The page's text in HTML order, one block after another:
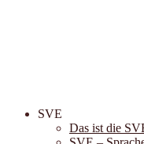
SVE
Das ist die